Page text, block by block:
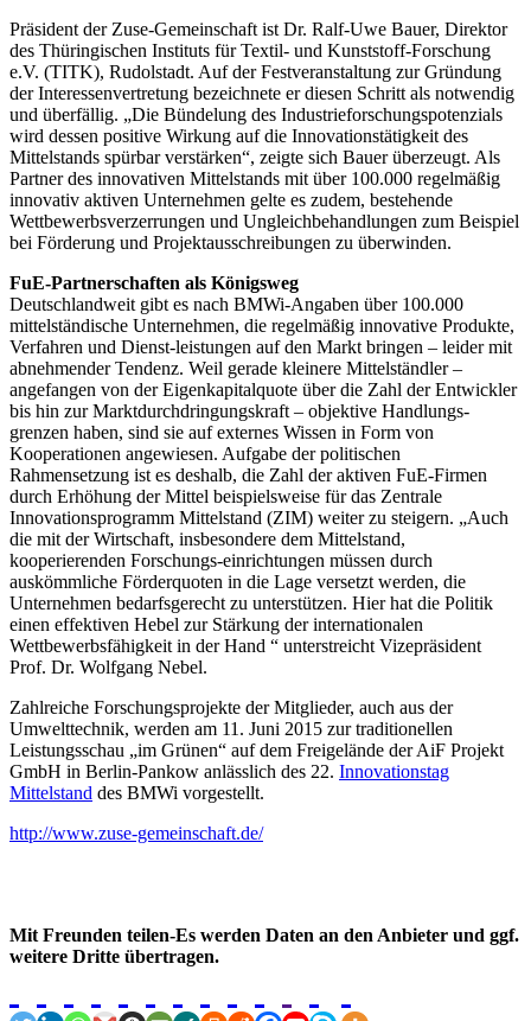
Präsident der Zuse-Gemeinschaft ist Dr. Ralf-Uwe Bauer, Direktor
des Thüringischen Instituts für Textil- und Kunststoff-Forschung
e.V. (TITK), Rudolstadt. Auf der Festveranstaltung zur Gründung
der Interessenvertretung bezeichnete er diesen Schritt als notwendig
und überfällig. „Die Bündelung des Industrieforschungspotenzials
wird dessen positive Wirkung auf die Innovationstätigkeit des
Mittelstands spürbar verstärken“, zeigte sich Bauer überzeugt. Als
Partner des innovativen Mittelstands mit über 100.000 regelmäßig
innovativ aktiven Unternehmen gelte es zudem, bestehende
Wettbewerbsverzerrungen und Ungleichbehandlungen zum Beispiel
bei Förderung und Projektausschreibungen zu überwinden.
FuE-Partnerschaften als Königsweg
Deutschlandweit gibt es nach BMWi-Angaben über 100.000
mittelständische Unternehmen, die regelmäßig innovative Produkte,
Verfahren und Dienst-leistungen auf den Markt bringen – leider mit
abnehmender Tendenz. Weil gerade kleinere Mittelständler –
angefangen von der Eigenkapitalquote über die Zahl der Entwickler
bis hin zur Marktdurchdringungskraft – objektive Handlungs-
grenzen haben, sind sie auf externes Wissen in Form von
Kooperationen angewiesen. Aufgabe der politischen
Rahmensetzung ist es deshalb, die Zahl der aktiven FuE-Firmen
durch Erhöhung der Mittel beispielsweise für das Zentrale
Innovationsprogramm Mittelstand (ZIM) weiter zu steigern. „Auch
die mit der Wirtschaft, insbesondere dem Mittelstand,
kooperierenden Forschungs-einrichtungen müssen durch
auskömmliche Förderquoten in die Lage versetzt werden, die
Unternehmen bedarfsgerecht zu unterstützen. Hier hat die Politik
einen effektiven Hebel zur Stärkung der internationalen
Wettbewerbsfähigkeit in der Hand “ unterstreicht Vizepräsident
Prof. Dr. Wolfgang Nebel.
Zahlreiche Forschungsprojekte der Mitglieder, auch aus der
Umwelttechnik, werden am 11. Juni 2015 zur traditionellen
Leistungsschau „im Grünen“ auf dem Freigelände der AiF Projekt
GmbH in Berlin-Pankow anlässlich des 22. Innovationstag
Mittelstand des BMWi vorgestellt.
http://www.zuse-gemeinschaft.de/
Mit Freunden teilen-Es werden Daten an den Anbieter und ggf.
weitere Dritte übertragen.